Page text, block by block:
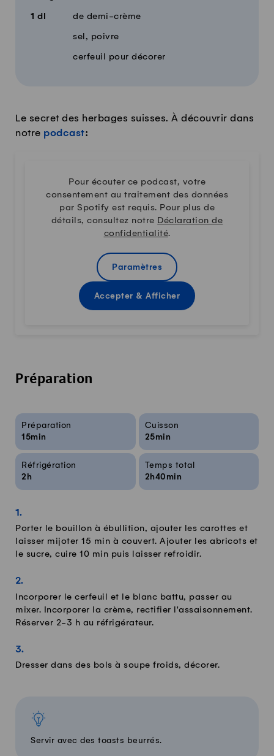
1 dl de demi-crème
sel, poivre
cerfeuil pour décorer
Le secret des herbages suisses. À découvrir dans
notre podcast:
Pour écouter ce podcast, votre
consentement au traitement des données
par Spotify est requis. Pour plus de
détails, consultez notre Déclaration de
confidentialité.
Paramètres
Accepter & Afficher
Préparation
Infos sur la recette
Préparation
15min
Cuisson
25min
Réfrigération
2h
Temps total
2h40min
Porter le bouillon à ébullition, ajouter les carottes et
laisser mijoter 15 min à couvert. Ajouter les abricots et
le sucre, cuire 10 min puis laisser refroidir.
Incorporer le cerfeuil et le blanc battu, passer au
mixer. Incorporer la crème, rectifier l'assaisonnement.
Réserver 2-3 h au réfrigérateur.
Dresser dans des bols à soupe froids, décorer.
Servir avec des toasts beurrés.